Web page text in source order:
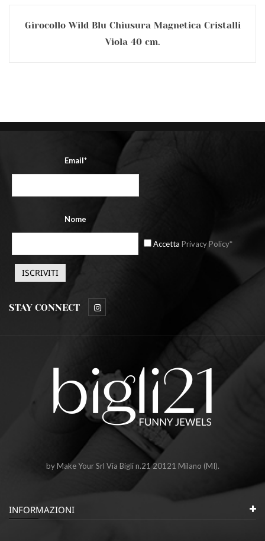
Girocollo Wild Blu Chiusura Magnetica Cristalli
Viola 40 cm.
Email*
Nome
Accetta Privacy Policy*
STAY CONNECT
by Make Your Srl Via Bigli n.21 20121 Milano (MI).
INFORMAZIONI